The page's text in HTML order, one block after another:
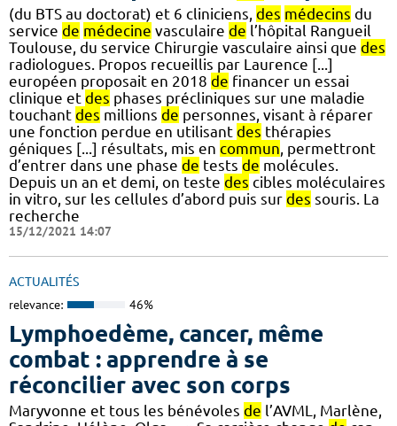
(du BTS au doctorat) et 6 cliniciens, des médecins du
service de médecine vasculaire de l’hôpital Rangueil
Toulouse, du service Chirurgie vasculaire ainsi que des
radiologues. Propos recueillis par Laurence [...]
européen proposait en 2018 de financer un essai
clinique et des phases précliniques sur une maladie
touchant des millions de personnes, visant à réparer
une fonction perdue en utilisant des thérapies
géniques [...] résultats, mis en commun , permettront
d’entrer dans une phase de tests de molécules.
Depuis un an et demi, on teste des cibles moléculaires
in vitro, sur les cellules d’abord puis sur des souris. La
recherche
15/12/2021 14:07
ACTUALITÉS
relevance: 46%
Lymphoedème, cancer, même
combat : apprendre à se
réconcilier avec son corps
Maryvonne et tous les bénévoles de l’AVML, Marlène,